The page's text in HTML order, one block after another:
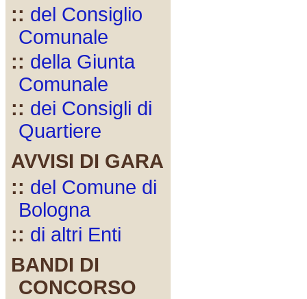
:: del Consiglio
Comunale
:: della Giunta
Comunale
:: dei Consigli di
Quartiere
AVVISI DI GARA
:: del Comune di
Bologna
:: di altri Enti
BANDI DI
CONCORSO